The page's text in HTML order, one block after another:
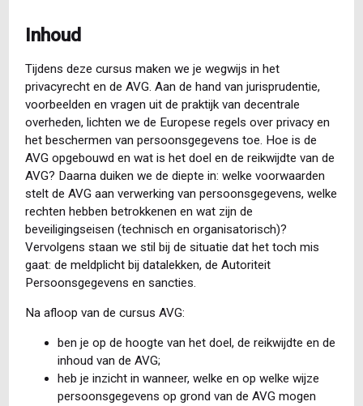
Inhoud
Tijdens deze cursus maken we je wegwijs in het
privacyrecht en de AVG. Aan de hand van jurisprudentie,
voorbeelden en vragen uit de praktijk van decentrale
overheden, lichten we de Europese regels over privacy en
het beschermen van persoonsgegevens toe. Hoe is de
AVG opgebouwd en wat is het doel en de reikwijdte van de
AVG? Daarna duiken we de diepte in: welke voorwaarden
stelt de AVG aan verwerking van persoonsgegevens, welke
rechten hebben betrokkenen en wat zijn de
beveiligingseisen (technisch en organisatorisch)?
Vervolgens staan we stil bij de situatie dat het toch mis
gaat: de meldplicht bij datalekken, de Autoriteit
Persoonsgegevens en sancties.
Na afloop van de cursus AVG:
ben je op de hoogte van het doel, de reikwijdte en de
inhoud van de AVG;
heb je inzicht in wanneer, welke en op welke wijze
persoonsgegevens op grond van de AVG mogen